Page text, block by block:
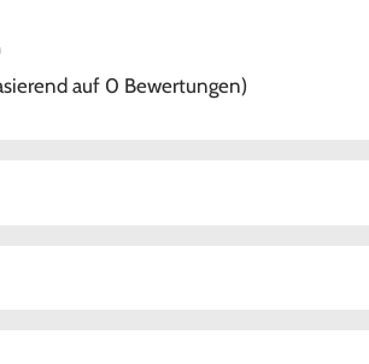
auf 0 Bewertungen)